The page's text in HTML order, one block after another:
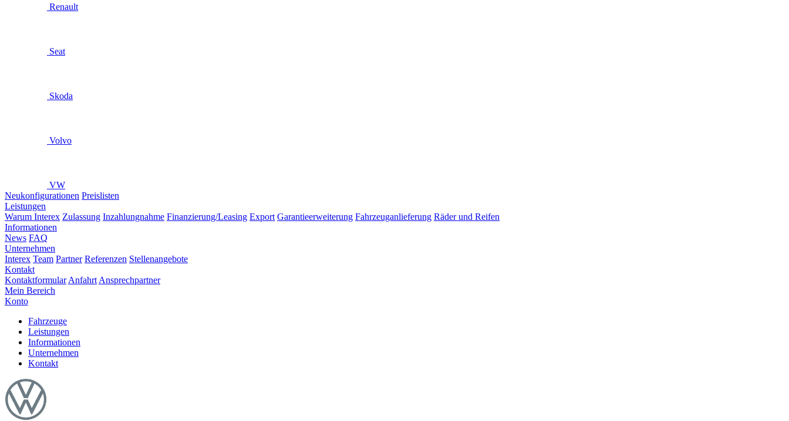
Renault
Seat
Skoda
Volvo
VW
Neukonfigurationen Preislisten
Leistungen
Warum Interex Zulassung Inzahlungnahme Finanzierung/Leasing Export Garantieerweiterung Fahrzeuganlieferung Räder und Reifen
Informationen
News FAQ
Unternehmen
Interex Team Partner Referenzen Stellenangebote
Kontakt
Kontaktformular Anfahrt Ansprechpartner
Mein Bereich
Konto
Fahrzeuge
Leistungen
Informationen
Unternehmen
Kontakt